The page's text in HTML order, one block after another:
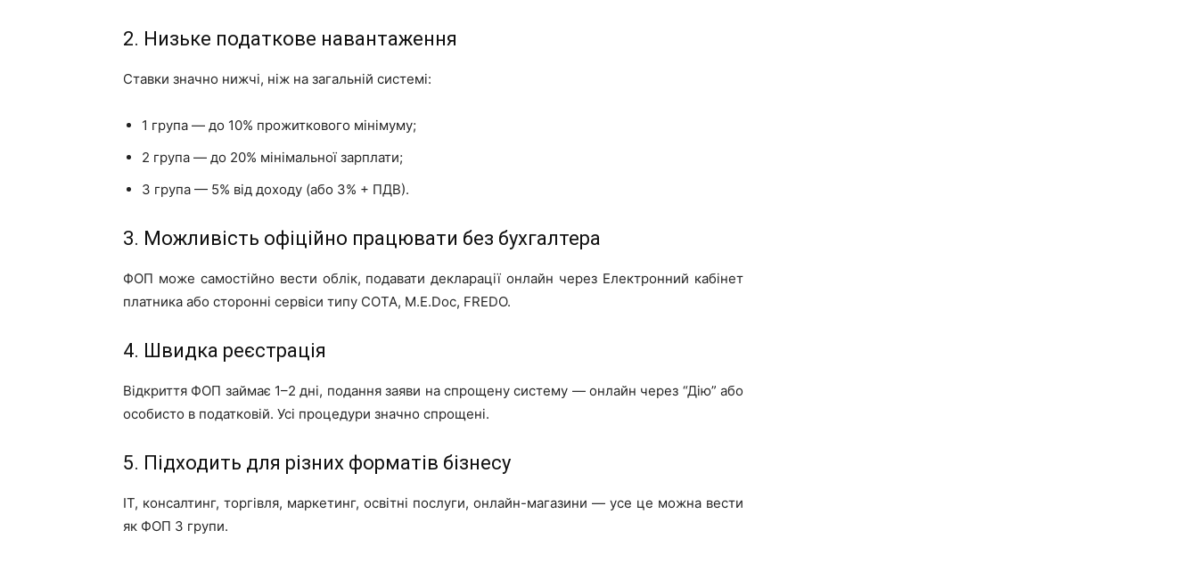
2. Низьке податкове навантаження
Ставки значно нижчі, ніж на загальній системі:
1 група — до 10% прожиткового мінімуму;
2 група — до 20% мінімальної зарплати;
3 група — 5% від доходу (або 3% + ПДВ).
3. Можливість офіційно працювати без бухгалтера
ФОП може самостійно вести облік, подавати декларації онлайн через Електронний кабінет
платника або сторонні сервіси типу СОТА, M.E.Doc, FREDO.
4. Швидка реєстрація
Відкриття ФОП займає 1–2 дні, подання заяви на спрощену систему — онлайн через “Дію” або
особисто в податковій. Усі процедури значно спрощені.
5. Підходить для різних форматів бізнесу
IT, консалтинг, торгівля, маркетинг, освітні послуги, онлайн-магазини — усе це можна вести
як ФОП 3 групи.